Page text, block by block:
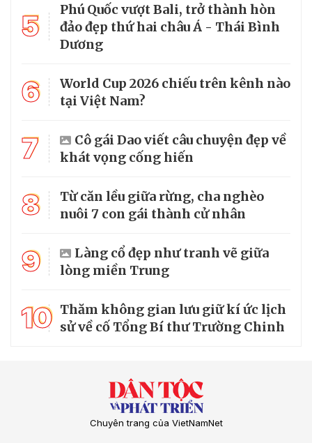
5
Phú Quốc vượt Bali, trở thành hòn
đảo đẹp thứ hai châu Á - Thái Bình
Dương
6
World Cup 2026 chiếu trên kênh nào
tại Việt Nam?
7
Cô gái Dao viết câu chuyện đẹp về
khát vọng cống hiến
8
Từ căn lều giữa rừng, cha nghèo
nuôi 7 con gái thành cử nhân
9
Làng cổ đẹp như tranh vẽ giữa
lòng miền Trung
10 Thăm không gian lưu giữ kí ức lịch
sử về cố Tổng Bí thư Trường Chinh
Chuyên trang của VietNamNet